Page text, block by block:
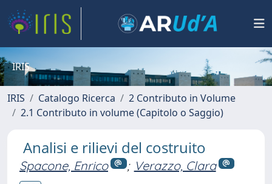
IRIS
IRIS Catalogo Ricerca
2 Contributo in Volume
2.1 Contributo in volume (Capitolo o Saggio)
Analisi e rilievi del costruito
Spacone, Enrico ; Verazzo, Clara